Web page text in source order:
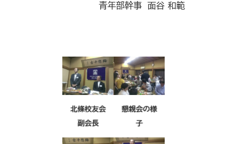
青年部幹事 面谷 和範
北條校友会
副会長
懇親会の様
子